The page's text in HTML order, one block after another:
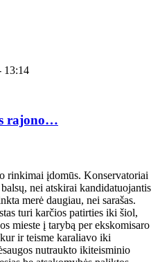
13:14
rajono…
rinkimai įdomūs. Konservatoriai
nei atskirai kandidatuojantis
merė daugiau, nei sarašas.
turi karčios patirties iki šiol,
mieste į tarybą per ekskomisaro
ir teisme karaliavo iki
nutraukto ikiteisminio